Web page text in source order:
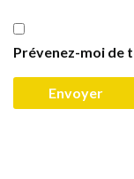
Prévenez-moi de